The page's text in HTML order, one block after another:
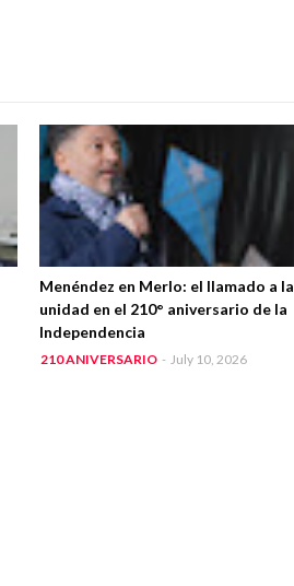
Menéndez en Merlo: el llamado a la
unidad en el 210° aniversario de la
Independencia
210 ANIVERSARIO - July 10, 2026